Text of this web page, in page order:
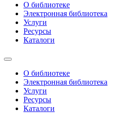
О библиотеке
Электронная библиотека
Услуги
Ресурсы
Каталоги
О библиотеке
Электронная библиотека
Услуги
Ресурсы
Каталоги